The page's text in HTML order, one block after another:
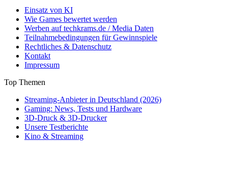
Einsatz von KI
Wie Games bewertet werden
Werben auf techkrams.de / Media Daten
Teilnahmebedingungen für Gewinnspiele
Rechtliches & Datenschutz
Kontakt
Impressum
Top Themen
Streaming-Anbieter in Deutschland (2026)
Gaming: News, Tests und Hardware
3D-Druck & 3D-Drucker
Unsere Testberichte
Kino & Streaming